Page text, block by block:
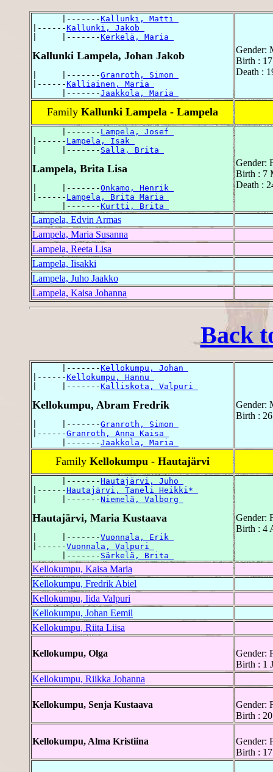
      |-------
Kallunki, Matti
|------Kallunki, Jakob
|     |-------Kerkelä, Maria
Kallunki Lampela, Johan Jakob
|     |-------Granroth, Simon
|------Kalliainen, Maria
      |-------
Jaakkola, Maria
Gender:
Birth :
Death :
Family Kallunki Lampela - Lampela
      |-------
Lampela, Josef
|------ Lampela, Isak
|     |------- Salla, Brita
Lampela, Brita Lisa
|     |-------Onkamo, Henrik
|------ Lampela, Brita Maria
      |-------
Kurtti, Brita
Gender:
Birth : 7
Death :
Lampela, Edvin Armas
Lampela, Maria Susanna
Lampela, Reeta Lisa
Lampela, Iisakki
Lampela, Juho Jaakko
Lampela, Kaisa Johanna
Back
      |-------
Kellokumpu, Johan
|------Kellokumpu, Hannu
|     |-------Kalliskota, Valpuri
Kellokumpu, Abram Fredrik
|     |-------Granroth, Simon
|------Granroth, Anna Kaisa
      |-------
Jaakkola, Maria
Gender:
Birth :
Family Kellokumpu - Hautajärvi
      |-------
Hautajärvi, Juho
|------Hautajärvi, Taneli Heikki*
|     |-------Niemelä, Valborg
Hautajärvi, Maria Kustaava
|     |-------Vuonnala, Erik
|------Vuonnala, Valpuri
      |-------
Särkelä, Brita
Gender:
Birth : 4
Kellokumpu, Kaisa Maria
Kellokumpu, Fredrik Abiel
Kellokumpu, Iida Valpuri
Kellokumpu, Johan Eemil
Kellokumpu, Riita Liisa
Kellokumpu, Olga
Gender:
Birth : 1
Kellokumpu, Riikka Johanna
Kellokumpu, Senja Kustaava
Gender:
Birth :
Kellokumpu, Alma Kristiina
Gender:
Birth :